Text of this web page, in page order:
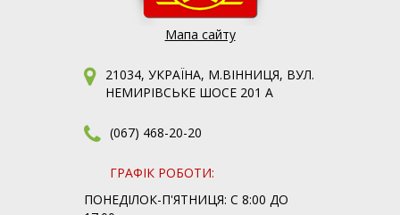
Мапа сайту
21034, УКРАЇНА, М.ВІННИЦЯ, ВУЛ.
НЕМИРІВСЬКЕ ШОСЕ 201 А
(067) 468-20-20
ГРАФІК РОБОТИ:
ПОНЕДІЛОК-П'ЯТНИЦЯ: С 8:00 ДО